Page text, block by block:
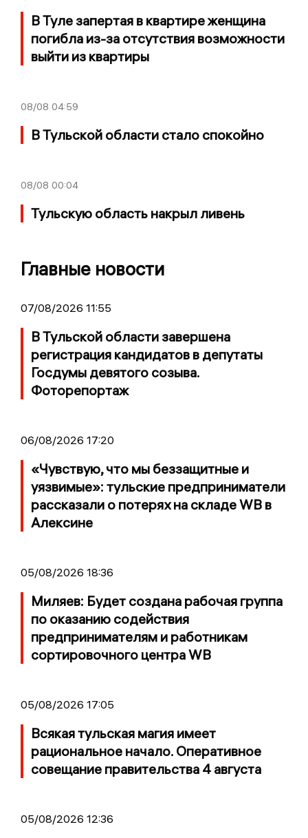
В Туле запертая в квартире женщина
погибла из-за отсутствия возможности
выйти из квартиры
08/08 04:59
В Тульской области стало спокойно
08/08 00:04
Тульскую область накрыл ливень
Главные новости
07/08/2026 11:55
В Тульской области завершена
регистрация кандидатов в депутаты
Госдумы девятого созыва.
Фоторепортаж
06/08/2026 17:20
«Чувствую, что мы беззащитные и
уязвимые»: тульские предприниматели
рассказали о потерях на складе WB в
Алексине
05/08/2026 18:36
Миляев: Будет создана рабочая группа
по оказанию содействия
предпринимателям и работникам
сортировочного центра WB
05/08/2026 17:05
Всякая тульская магия имеет
рациональное начало. Оперативное
совещание правительства 4 августа
05/08/2026 12:36